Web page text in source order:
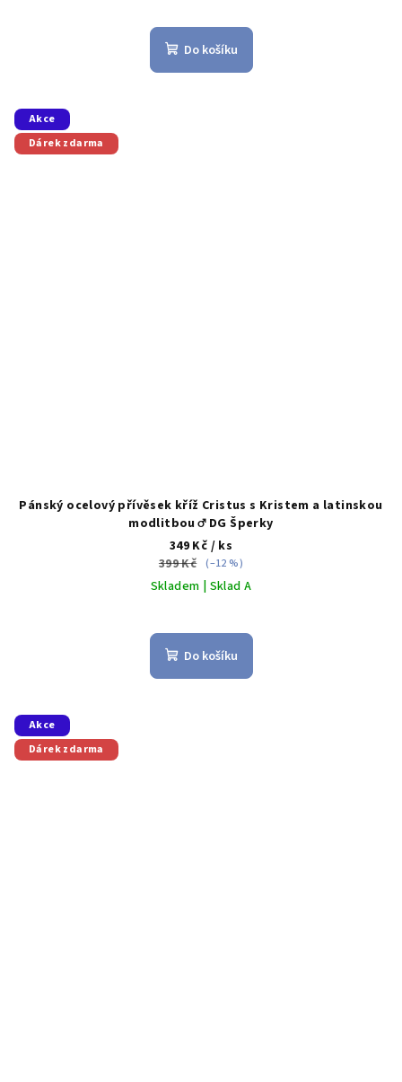
Do košíku
Akce
Dárek zdarma
Pánský ocelový přívěsek kříž Cristus s Kristem a latinskou
modlitbou ♂️ DG Šperky
349 Kč / ks
399 Kč (–12 %)
Skladem | Sklad A
Do košíku
Akce
Dárek zdarma